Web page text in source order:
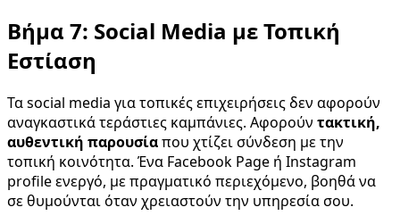
Βήμα 7: Social Media με Τοπική
Εστίαση
Τα social media για τοπικές επιχειρήσεις δεν αφορούν
αναγκαστικά τεράστιες καμπάνιες. Αφορούν τακτική,
αυθεντική παρουσίαπου χτίζει σύνδεση με την
τοπική κοινότητα. Ένα Facebook Page ή Instagram
profile ενεργό, με πραγματικό περιεχόμενο, βοηθά να
σε θυμούνται όταν χρειαστούν την υπηρεσία σου.